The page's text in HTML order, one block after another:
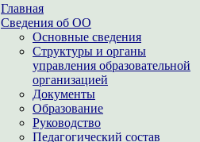
Главная
Сведения об ОО
Основные сведения
Структуры и органы
управления образовательной
организацией
Документы
Образование
Руководство
Педагогический состав